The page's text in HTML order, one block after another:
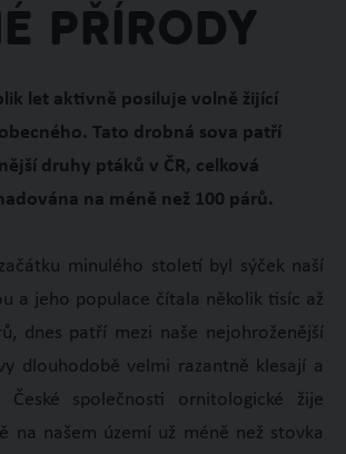
přírody
let aktivně posiluje volně žijící
Tato drobná sova patří
druhy ptáků v ČR, celková
na méně než 100 párů.
minulého století byl sýček naší
a jeho populace čítala několik tisíc až
dnes patří mezi naše nejohroženější
dlouhodobě velmi razantně klesají a
společnosti ornitologické žije
na našem území už méně než stovka